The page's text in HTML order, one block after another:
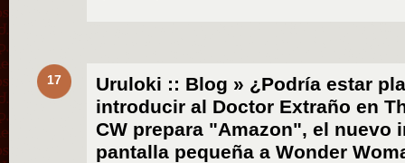
17
Uruloki :: Blog » ¿Podría estar
introducir al Doctor Extraño en
CW prepara "Amazon", el nuevo
pantalla pequeña a Wonder